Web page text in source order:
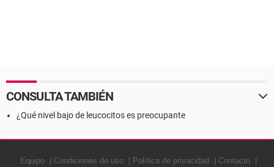
CONSULTA TAMBIÉN
¿Qué nivel bajo de leucocitos es preocupante
Equipo Condiciones de uso Política de privacidad Contacto